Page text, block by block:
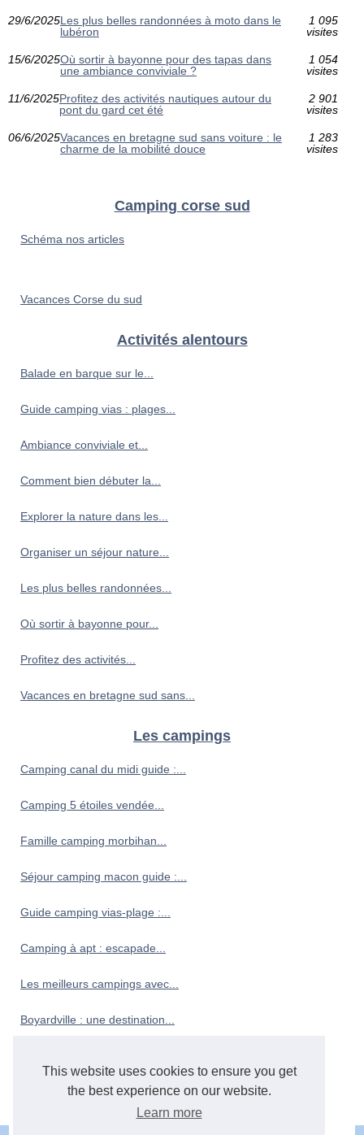
This website uses cookies to ensure you get
the best experience on our website.
Learn more
29/6/2025Les plus belles randonnées à moto dans le
lubéron
1 095
visites
15/6/2025Où sortir à bayonne pour des tapas dans
une ambiance conviviale ?
1 054
visites
11/6/2025Profitez des activités nautiques autour du
pont du gard cet été
2 901
visites
06/6/2025Vacances en bretagne sud sans voiture : le
charme de la mobilité douce
1 283
visites
Camping corse sud
Schéma nos articles
Vacances Corse du sud
Activités alentours
Balade en barque sur le...
Guide camping vias : plages...
Ambiance conviviale et...
Comment bien débuter la...
Explorer la nature dans les...
Organiser un séjour nature...
Les plus belles randonnées...
Où sortir à bayonne pour...
Profitez des activités...
Vacances en bretagne sud sans...
Les campings
Camping canal du midi guide :...
Camping 5 étoiles vendée...
Famille camping morbihan...
Séjour camping macon guide :...
Guide camping vias-plage :...
Camping à apt : escapade...
Les meilleurs campings avec...
Boyardville : une destination...
Camping finistere sud bord...